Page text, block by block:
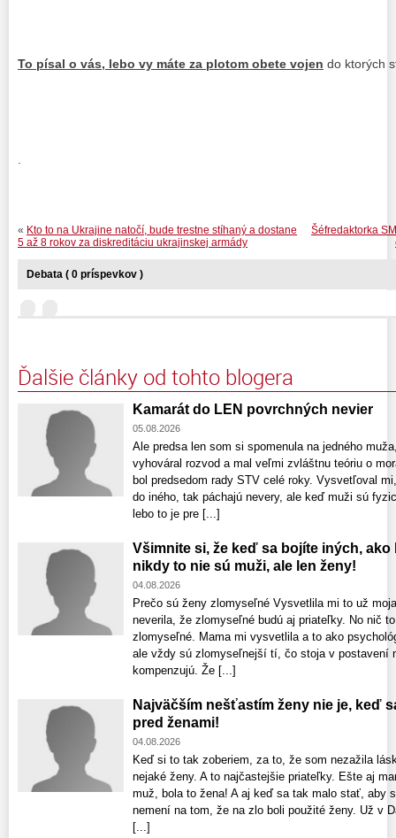
To písal o vás, lebo vy máte za plotom obete vojen do ktorých
.
Šéfredaktorka
« Kto to na Ukrajine natočí, bude trestne stíhaný a dostane
5 až 8 rokov za diskreditáciu ukrajinskej armády
Debata ( 0 príspevkov )
Ďalšie články od tohto blogera
Kamarát do LEN povrchných nevier
05.08.2026
Ale predsa len som si spomenula na jedného
vyhováral rozvod a mal veľmi zvláštnu teóriu o
bol predsedom rady STV celé roky. Vysvetľoval
do iného, tak páchajú nevery, ale keď muži sú
lebo to je pre [...]
Všimnite si, že keď sa bojíte iných,
nikdy to nie sú muži, ale len ženy!
04.08.2026
Prečo sú ženy zlomyseľné Vysvetlila mi to už
neverila, že zlomyseľné budú aj priateľky. No nič
zlomyseľné. Mama mi vysvetlila a to ako
ale vždy sú zlomyseľnejší tí, čo stoja v postavení
kompenzujú. Že [...]
Najväčším nešťastím ženy nie je, keď
pred ženami!
04.08.2026
Keď si to tak zoberiem, za to, že som nezažila
nejaké ženy. A to najčastejšie priateľky. Ešte aj
muž, bola to žena! A aj keď sa tak malo stať, aby
nemení na tom, že na zlo boli použité ženy. Už v
[...]